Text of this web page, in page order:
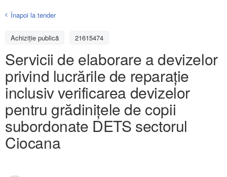
Înapoi la tender
Achiziţie publică 21615474
Servicii de elaborare a devizelor
privind lucrările de reparație
inclusiv verificarea devizelor
pentru grădinițele de copii
subordonate DETS sectorul
Ciocana